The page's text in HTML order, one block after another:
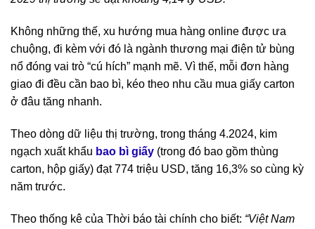
Không những thế, xu hướng mua hàng online được ưa
chuộng, đi kèm với đó là ngành thương mại điện tử bùng
nổ đóng vai trò “cú hích” mạnh mẽ. Vì thế, mỗi đơn hàng
giao đi đều cần bao bì, kéo theo nhu cầu mua giấy carton
ở đâu tăng nhanh.
Theo dòng dữ liệu thị trường, trong tháng 4.2024, kim
ngạch xuất khẩu bao bì giấy (trong đó bao gồm thùng
carton, hộp giấy) đạt 774 triệu USD, tăng 16,3% so cùng kỳ
năm trước.
Theo thống kê của Thời báo tài chính cho biết: “Việt Nam